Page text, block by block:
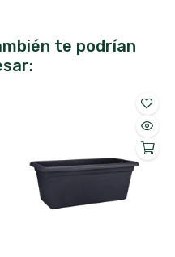
te podrían